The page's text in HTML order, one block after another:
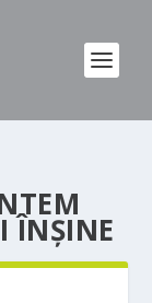
ÎNŞINE